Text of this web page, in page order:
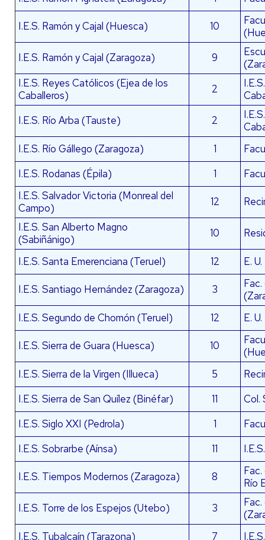
I.E.S. Ramón y Cajal (Huesca) 10
I.E.S. Ramón y Cajal (Zaragoza)
9
I.E.S. Reyes Católicos (Ejea de los
Caballeros)
2
I.E.S. Río Arba (Tauste)
2
I.E.S. Río Gállego (Zaragoza)
1
I.E.S. Rodanas (Épila)
1
I.E.S. Salvador Victoria (Monreal del
Campo)
12
I.E.S. San Alberto Magno
(Sabiñánigo)
10
I.E.S. Santa Emerenciana (Teruel) 12 E.
I.E.S. Santiago Hernández (Zaragoza) 3
I.E.S. Segundo de Chomón (Teruel)
12 E.
I.E.S. Sierra de Guara (Huesca) 10
I.E.S. Sierra de la Virgen (Illueca)
5
I.E.S. Sierra de San Quílez (Binéfar)
11
Col.
I.E.S. Siglo XXI (Pedrola)
1
I.E.S. Sobrarbe (Aínsa)
11
I.E.S. Tiempos Modernos (Zaragoza) 8
Río
I.E.S. Torre de los Espejos (Utebo)
3
I.E.S. Tubalcaín (Tarazona)
7